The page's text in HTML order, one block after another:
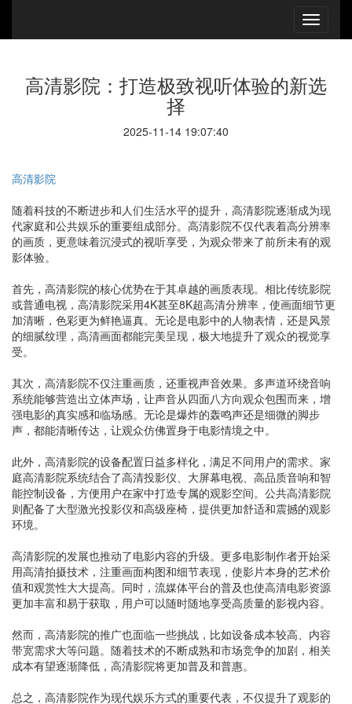
高清影院：打造极致视听体验的新选
择
2025-11-14 19:07:40
高清影院
随着科技的不断进步和人们生活水平的提升，高清影院逐渐成为现
代家庭和公共娱乐的重要组成部分。高清影院不仅代表着高分辨率
的画质，更意味着沉浸式的视听享受，为观众带来了前所未有的观
影体验。
首先，高清影院的核心优势在于其卓越的画质表现。相比传统影院
或普通电视，高清影院采用4K甚至8K超高清分辨率，使画面细节更
加清晰，色彩更为鲜艳逼真。无论是电影中的人物表情，还是风景
的细腻纹理，高清画面都能完美呈现，极大地提升了观众的视觉享
受。
其次，高清影院不仅注重画质，还重视声音效果。多声道环绕音响
系统能够营造出立体声场，让声音从四面八方向观众包围而来，增
强电影的真实感和临场感。无论是爆炸的轰鸣声还是细微的脚步
声，都能清晰传达，让观众仿佛置身于电影情境之中。
此外，高清影院的设备配置日益多样化，满足不同用户的需求。家
庭高清影院系统结合了高清投影仪、大屏幕电视、高品质音响和智
能控制设备，方便用户在家中打造专属的观影空间。公共高清影院
则配备了大型激光投影仪和高级座椅，提供更加舒适和震撼的观影
环境。
高清影院的发展也推动了电影内容的升级。更多电影制作者开始采
用高清拍摄技术，注重画面构图和细节表现，使影片本身的艺术价
值和观赏性大大提高。同时，流媒体平台的普及也使高清电影资源
更加丰富和易于获取，用户可以随时随地享受高质量的影视内容。
然而，高清影院的推广也面临一些挑战，比如设备成本较高、内容
带宽需求大等问题。随着技术的不断成熟和市场竞争的加剧，相关
成本有望逐渐降低，高清影院将更加普及和普惠。
总之，高清影院作为现代娱乐方式的重要代表，不仅提升了观影的